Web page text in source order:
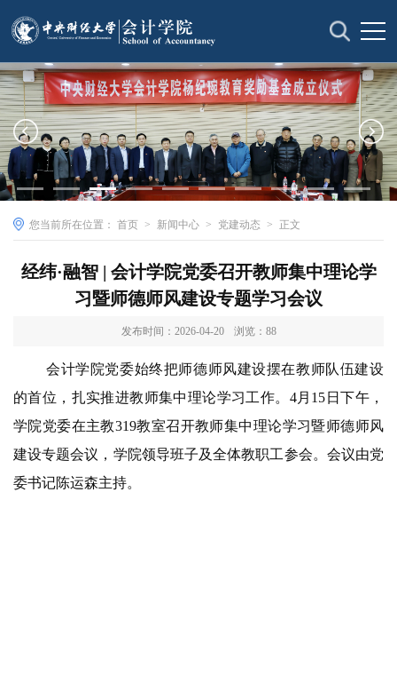
您当前所在位置： 首页 > 新闻中心 > 党建动态 > 正文
经纬·融智 | 会计学院党委召开教师集中理论学
习暨师德师风建设专题学习会议
发布时间：2026-04-20 浏览： 88
会计学院党委始终把师德师风建设摆在教师队伍建设
的首位，扎实推进教师集中理论学习工作。4月15日下午，
学院党委在主教319教室召开教师集中理论学习暨师德师风
建设专题会议，学院领导班子及全体教职工参会。会议由党
委书记陈运森主持。